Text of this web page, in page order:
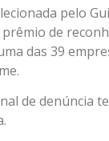
pelo
de
das 39
de denúncia